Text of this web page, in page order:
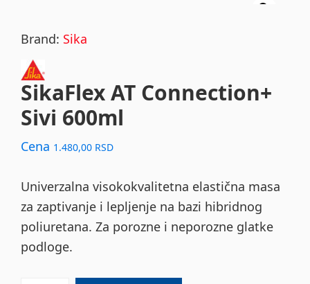
Brand: Sika
SikaFlex AT Connection+
Sivi 600ml
Cena 1.480,00 RSD
Univerzalna visokokvalitetna elastična masa
za zaptivanje i lepljenje na bazi hibridnog
poliuretana. Za porozne i neporozne glatke
podloge.